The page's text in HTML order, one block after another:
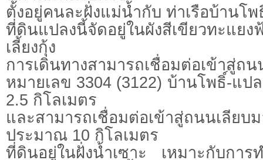
ตั้งอยู่คนละฝั่งแม่น้ำกับ ท่าเรือบ้านโพ
ที่ดินแปลงนี้จัดอยู่ในผังสีเขียวทะแ
เลี้ยงกุ้ง
การเดินทางสามารถเชื่อมต่อเข้าสู่ถน
หมายเลข 3304 (3122) บ้านโพธิ์-แป
2.5 กิโลเมตร
และสามารถเชื่อมต่อเข้าสู่ถนนเลีย
ประมาณ 10 กิโลเมตร
ที่ดินอยู่ในฝั่งน้ำเซาะ เหมาะกับการ